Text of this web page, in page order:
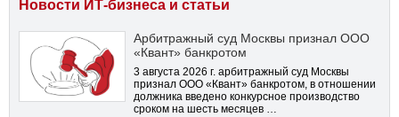
Новости ИТ-бизнеса и статьи
Арбитражный суд Москвы признал ООО
«Квант» банкротом
3 августа 2026 г. арбитражный суд Москвы
признал ООО «Квант» банкротом, в отношении
должника введено конкурсное производство
сроком на шесть месяцев …